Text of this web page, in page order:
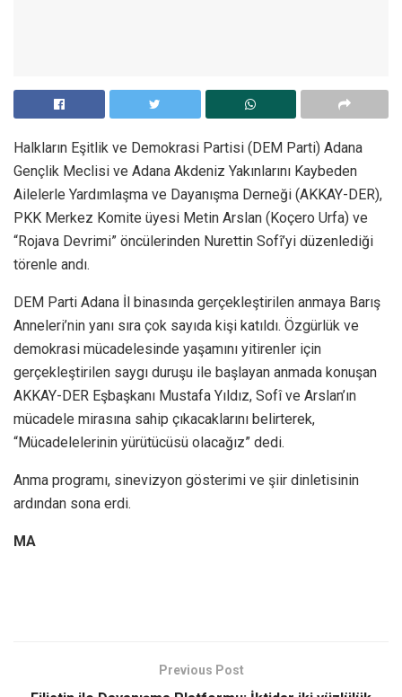
Halkların Eşitlik ve Demokrasi Partisi (DEM Parti) Adana
Gençlik Meclisi ve Adana Akdeniz Yakınlarını Kaybeden
Ailelerle Yardımlaşma ve Dayanışma Derneği (AKKAY-DER),
PKK Merkez Komite üyesi Metin Arslan (Koçero Urfa) ve
“Rojava Devrimi” öncülerinden Nurettin Sofî’yi düzenlediği
törenle andı.
DEM Parti Adana İl binasında gerçekleştirilen anmaya Barış
Anneleri’nin yanı sıra çok sayıda kişi katıldı. Özgürlük ve
demokrasi mücadelesinde yaşamını yitirenler için
gerçekleştirilen saygı duruşu ile başlayan anmada konuşan
AKKAY-DER Eşbaşkanı Mustafa Yıldız, Sofî ve Arslan’ın
mücadele mirasına sahip çıkacaklarını belirterek,
“Mücadelelerinin yürütücüsü olacağız” dedi.
Anma programı, sinevizyon gösterimi ve şiir dinletisinin
ardından sona erdi.
MA
Previous Post